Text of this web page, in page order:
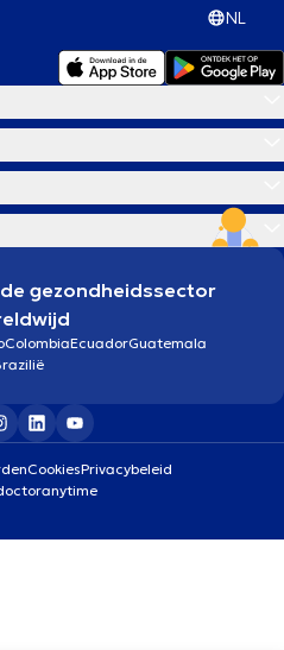
NL
gezondheidssector
ColombiaEcuadorGuatemala
CookiesPrivacybeleid